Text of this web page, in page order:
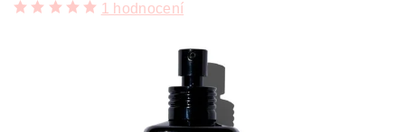
1 hodnocení